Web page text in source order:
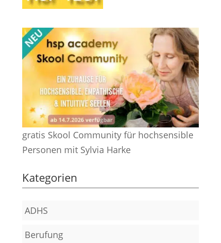
gratis Skool Community für hochsensible
Personen mit Sylvia Harke
Kategorien
ADHS
Berufung